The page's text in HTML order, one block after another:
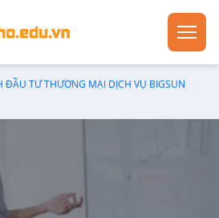
ĐẦU TƯ THƯƠNG MẠI DỊCH VỤ BIGSUN